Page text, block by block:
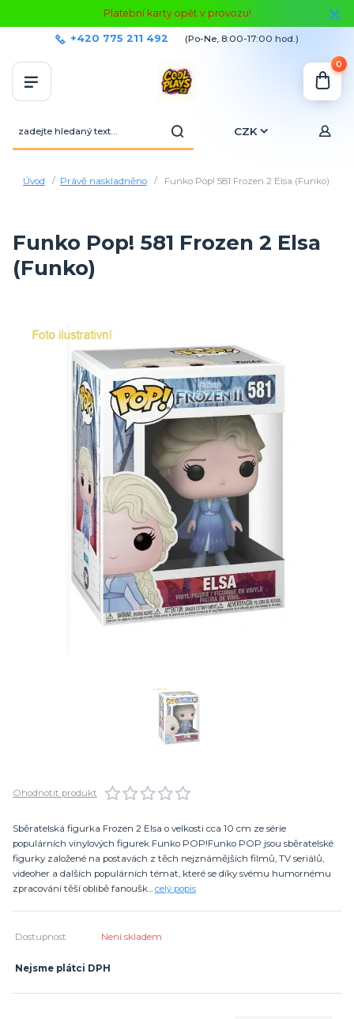
Platební karty opět v provozu!
CZK
+420 775 211 492 (Po-Ne, 8:00-17:00 hod.)
0
Úvod Právě naskladněno Funko Pop! 581 Frozen 2 Elsa (Funko)
Funko Pop! 581 Frozen 2 Elsa
(Funko)
Ohodnotit produkt
Sběratelská figurka Frozen 2 Elsa o velkosti cca 10 cm ze série
populárních vinylových figurek Funko POP!Funko POP jsou sběratelské
figurky založené na postavách z těch nejznámějších filmů, TV seriálů,
videoher a dalších populárních témat, které se díky svému humornému
zpracování těší oblibě fanoušk... celý popis
Dostupnost Není skladem
Nejsme plátci DPH